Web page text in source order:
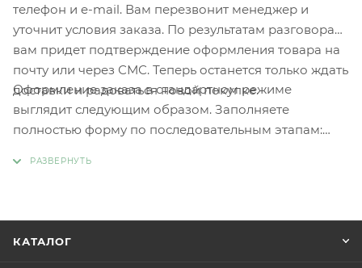
телефон и e-mail. Вам перезвонит менеджер и
уточнит условия заказа. По результатам разговора
вам придет подтверждение оформления товара на
почту или через СМС. Теперь останется только ждать
доставки и радоваться новой покупке.
Оформление заказа в стандартном режиме
выглядит следующим образом. Заполняете
полностью форму по последовательным этапам:
КАТАЛОГ